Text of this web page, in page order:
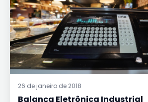
26 de janeiro de 2018
Balança Eletrônica Industrial